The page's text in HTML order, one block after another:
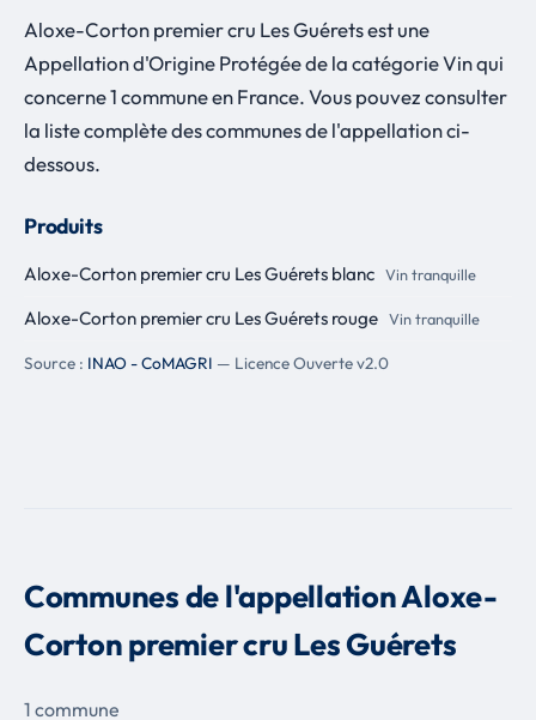
Aloxe-Corton premier cru Les Guérets est une
Appellation d'Origine Protégée de la catégorie Vin qui
concerne 1 commune en France. Vous pouvez consulter
la liste complète des communes de l'appellation ci-
dessous.
Produits
Aloxe-Corton premier cru Les Guérets blanc Vin tranquille
Aloxe-Corton premier cru Les Guérets rouge Vin tranquille
Source : INAO - CoMAGRI — Licence Ouverte v2.0
Communes de l'appellation Aloxe-
Corton premier cru Les Guérets
1 commune